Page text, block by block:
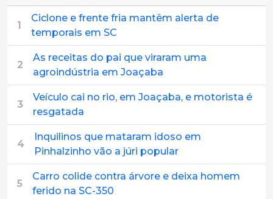
1
Ciclone e frente fria mantêm alerta de
temporais em SC
2
As receitas do pai que viraram uma
agroindústria em Joaçaba
3
Veículo cai no rio, em Joaçaba, e motorista é
resgatada
4
Inquilinos que mataram idoso em
Pinhalzinho vão a júri popular
5
Carro colide contra árvore e deixa homem
ferido na SC-350